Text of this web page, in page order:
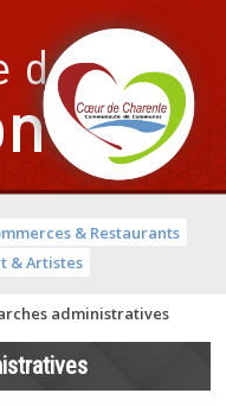
& Restaurants
& Artistes
administratives